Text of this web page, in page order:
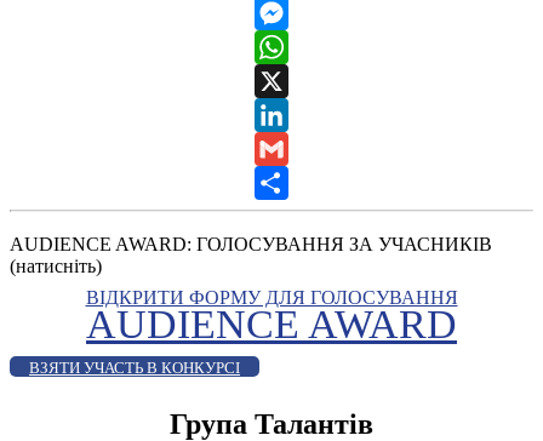
Telegram
Messenger
WhatsApp
X
LinkedIn
Gmail
Share
AUDIENCE AWARD: ГОЛОСУВАННЯ ЗА УЧАСНИКІВ
(натисніть)
ВІДКРИТИ ФОРМУ ДЛЯ ГОЛОСУВАННЯ
AUDIENCE AWARD
ВЗЯТИ УЧАСТЬ В КОНКУРСІ
Група Талантів